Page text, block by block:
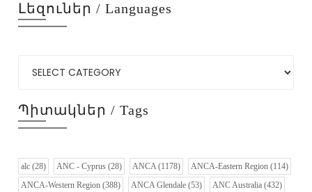
Լեզուներ / Languages
Պիտակներ / Tags
alc (28) ANC - Cyprus (28) ANCA(1178) ANCA-Eastern Region (114)
ANCA-Western Region (388) ANCA Glendale (53) ANC Australia (432)